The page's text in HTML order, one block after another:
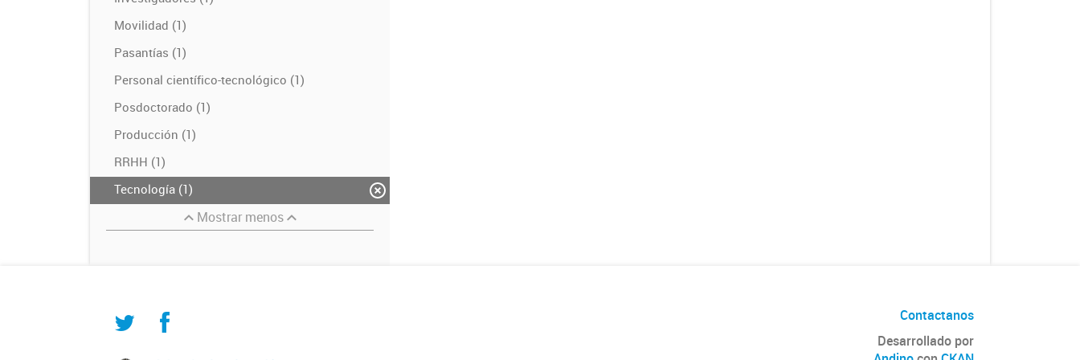
Movilidad (1)
Pasantías (1)
Personal científico-tecnológico (1)
Posdoctorado (1)
Producción (1)
RRHH (1)
Tecnología (1)
Mostrar menos
Contactanos
Desarrollado por